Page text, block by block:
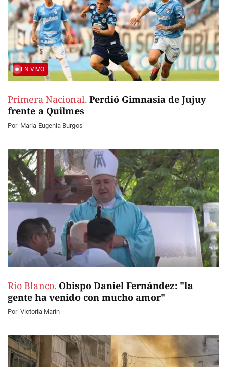
EN VIVO
Primera Nacional. Perdió Gimnasia de Jujuy
frente a Quilmes
Por Maria Eugenia Burgos
Río Blanco. Obispo Daniel Fernández: "la
gente ha venido con mucho amor"
Por Victoria Marín